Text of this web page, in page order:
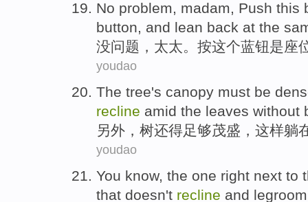
No problem, madam, Push this
button, and lean back at the
没问题 ， 太太。 按这个蓝钮是座
youdao
The tree's canopy must be
recline amid the leaves without
另外， 树还得足够茂盛 ，这样躺
youdao
You know, the one right next to
that doesn't recline and